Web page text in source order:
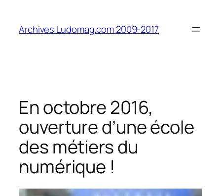
contenu
Archives Ludomag.com 2009-2017
En octobre 2016,
ouverture d’une école
des métiers du
numérique !